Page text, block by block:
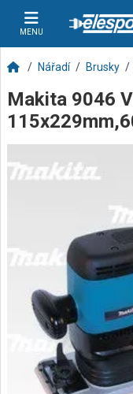
MENU
Nářadí Brusky
Makita 9046